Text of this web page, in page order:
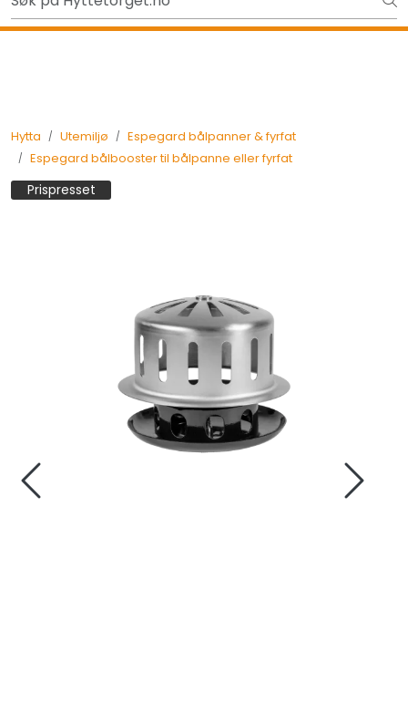
Skip to main contentGavekort - Gaven som ALLTID funker!
Hytta Utemiljø
Espegard bålpanner & fyrfat
Espegard bålbooster til bålpanne eller fyrfat
Prispresset
Tilbake